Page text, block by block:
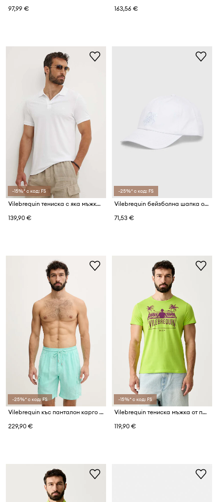
97,99 €
163,56 €
-15%* с код: FS
Vilebrequin тениска с яка мъжка от памук PALATIN
139,90 €
-25%* с код: FS
Vilebrequin бейзболна шапка от памук CAPSUN
71,53 €
-25%* с код: FS
Vilebrequin къс панталон карго мъжки от лен BAIE
229,90 €
-15%* с код: FS
Vilebrequin тениска мъжка от памук THOM
119,90 €